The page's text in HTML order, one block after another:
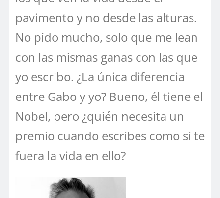
pavimento y no desde las alturas.
No pido mucho, solo que me lean
con las mismas ganas con las que
yo escribo. ¿La única diferencia
entre Gabo y yo? Bueno, él tiene el
Nobel, pero ¿quién necesita un
premio cuando escribes como si te
fuera la vida en ello?